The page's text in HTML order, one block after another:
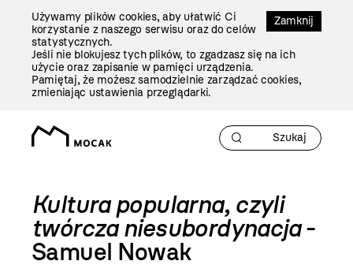
Zamknij
Używamy plików cookies, aby ułatwić Ci
korzystanie z naszego serwisu oraz do celów
statystycznych.
Jeśli nie blokujesz tych plików, to zgadzasz się na ich
użycie oraz zapisanie w pamięci urządzenia.
Pamiętaj, że możesz samodzielnie zarządzać cookies,
zmieniając ustawienia przeglądarki.
Kultura popularna, czyli
twórcza niesubordynacja-
Samuel Nowak